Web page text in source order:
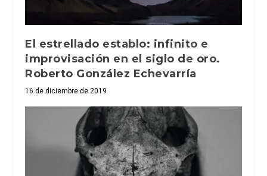
El estrellado establo: infinito e
improvisación en el siglo de oro.
Roberto González Echevarría
16 de diciembre de 2019